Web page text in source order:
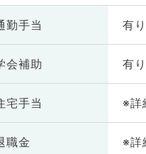
勤手当 有り
会補助 有り
宅手当 ※詳
職金 ※詳